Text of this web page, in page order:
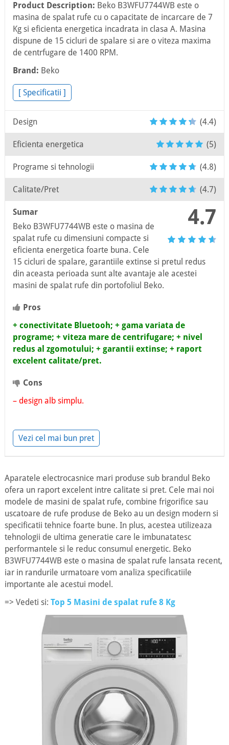
Product Description: Beko B3WFU7744WB este o
masina de spalat rufe cu o capacitate de incarcare de 7
Kg si eficienta energetica incadrata in clasa A. Masina
dispune de 15 cicluri de spalare si are o viteza maxima
de centrfugare de 1400 RPM.
Brand: Beko
[ Specificatii ]
Design (4.4)
Eficienta energetica (5)
Programe si tehnologii (4.8)
Calitate/Pret (4.7)
4.7
Sumar
Beko B3WFU7744WB este o masina de
spalat rufe cu dimensiuni compacte si
eficienta energetica foarte buna. Cele
15 cicluri de spalare, garantiile extinse si pretul redus
din aceasta perioada sunt alte avantaje ale acestei
masini de spalat rufe din portofoliul Beko.
Pros
+ conectivitate Bluetooh; + gama variata de
programe; + viteza mare de centrifugare; + nivel
redus al zgomotului; + garantii extinse; + raport
excelent calitate/pret.
Cons
– design alb simplu.
Vezi cel mai bun pret
Aparatele electrocasnice mari produse sub brandul Beko
ofera un raport excelent intre calitate si pret. Cele mai noi
modele de masini de spalat rufe, combine frigorifice sau
uscatoare de rufe produse de Beko au un design modern si
specificatii tehnice foarte bune. In plus, acestea utilizeaza
tehnologii de ultima generatie care le imbunatatesc
performantele si le reduc consumul energetic. Beko
B3WFU7744WB este o masina de spalat rufe lansata recent,
iar in randurile urmatoare vom analiza specificatiile
importante ale acestui model.
=> Vedeti si: Top 5 Masini de spalat rufe 8 Kg